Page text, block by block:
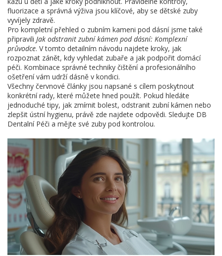
fluorizace a správná výživa jsou klíčové, aby se dětské zuby
vyvíjely zdravě.
Pro kompletní přehled o zubním kameni pod dásní jsme také
připravili Jak odstranit zubní kámen pod dásní: Komplexní
průvodce. V tomto detailním návodu najdete kroky, jak
rozpoznat zánět, kdy vyhledat zubaře a jak podpořit domácí
péči. Kombinace správné techniky čištění a profesionálního
ošetření vám udrží dásně v kondici.
Všechny červnové články jsou napsané s cílem poskytnout
konkrétní rady, které můžete hned použít. Pokud hledáte
jednoduché tipy, jak zmírnit bolest, odstranit zubní kámen nebo
zlepšit ústní hygienu, právě zde najdete odpovědi. Sledujte DB
Dentalní Péči a mějte své zuby pod kontrolou.